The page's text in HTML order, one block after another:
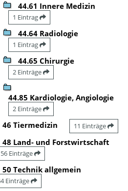
44.61 Innere Medizin
1 Eintrag
44.64 Radiologie
1 Eintrag
44.65 Chirurgie
2 Einträge
44.85 Kardiologie, Angiologie
2 Einträge
46 Tiermedizin 11 Einträge
48 Land- und Forstwirtschaft
Einträge
50 Technik allgemein
Einträge